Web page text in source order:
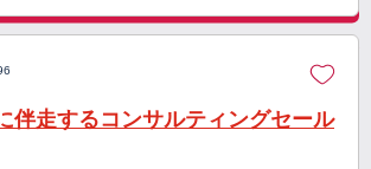
伴走するコンサルティングセール